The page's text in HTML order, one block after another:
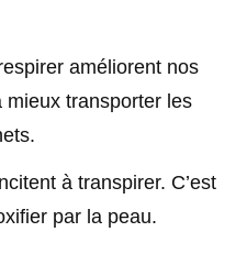
améliorent nos
mieux transporter les
à transpirer. C’est
par la peau.